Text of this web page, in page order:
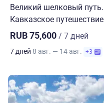
Великий шелковый путь.
Кавказское путешествие
RUB 75,600 / 7 дней
7 дней 8 авг. — 14 авг. +3